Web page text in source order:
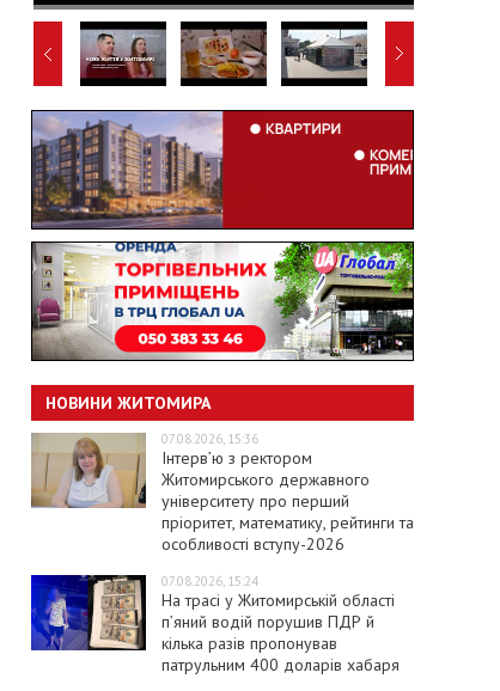
НОВИНИ ЖИТОМИРА
07.08.2026, 15:36
Інтерв’ю з ректором
Житомирського державного
університету про перший
пріоритет, математику, рейтинги та
особливості вступу-2026
07.08.2026, 15:24
На трасі у Житомирській області
п’яний водій порушив ПДР й
кілька разів пропонував
патрульним 400 доларів хабаря